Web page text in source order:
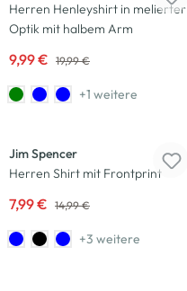
Herren Henleyshirt in melierter
Optik mit halbem Arm
9,99 € 19,99 €
+1 weitere
Jim Spencer
Herren Shirt mit Frontprint
7,99 € 14,99 €
+3 weitere